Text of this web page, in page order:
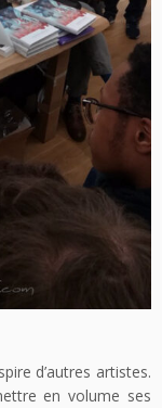
d’autres artistes.
en volume ses